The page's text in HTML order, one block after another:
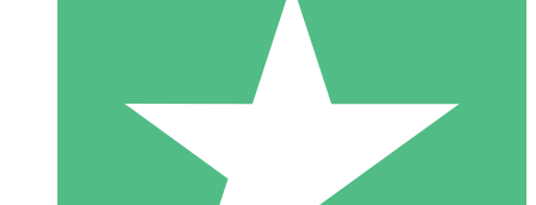
Individuele Creditpakketten
Betaal per gebruik met downloadtegoeden. Geen maandelijkse